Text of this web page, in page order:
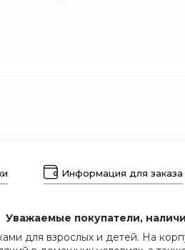
Информация для заказа
Уважаемые покупатели,
для взрослых и детей. На